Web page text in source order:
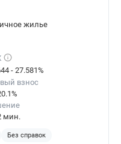
жилье
- 27.581%
взнос
мин.
Без справок